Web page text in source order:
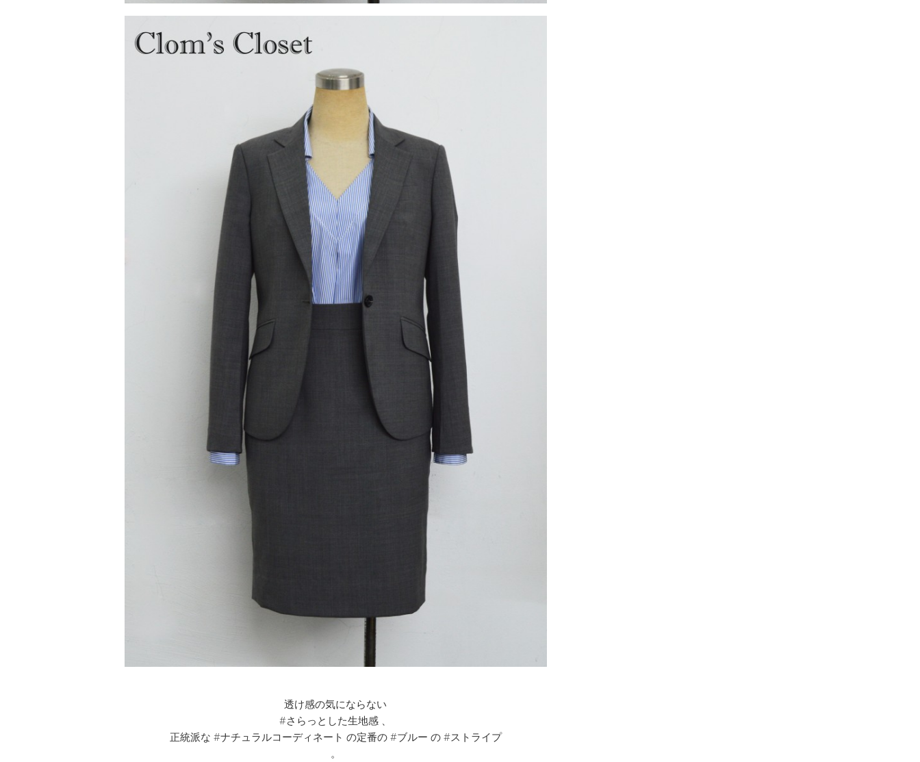
透け感の気にならない
#さらっとした生地感 、
正統派な #ナチュラルコーディネート の定番の #ブルー の #ストライプ
。